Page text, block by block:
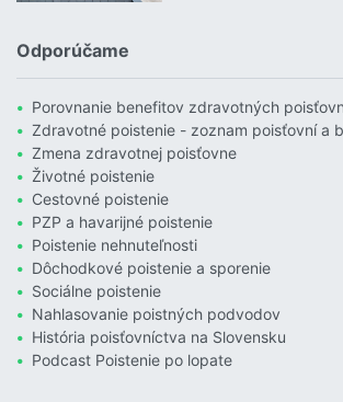
Odporúčame
Porovnanie benefitov zdravotných
Zdravotné poistenie - zoznam poisťovní a
Zmena zdravotnej poisťovne
Životné poistenie
Cestovné poistenie
PZP a havarijné poistenie
Poistenie nehnuteľnosti
Dôchodkové poistenie a sporenie
Sociálne poistenie
Nahlasovanie poistných podvodov
História poisťovníctva na Slovensku
Podcast Poistenie po lopate